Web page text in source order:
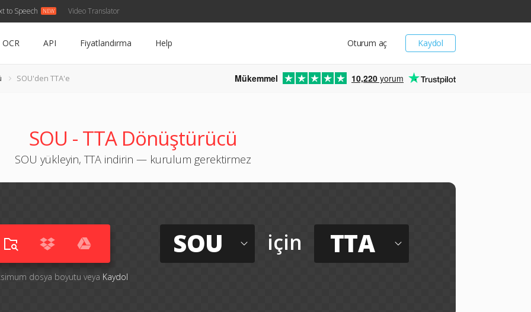
to Speech Video Translator
Kaydol
Oturum aç
OCR API Fiyatlandırma Help
SOU'den TTA'e Mükemmel 10,220 yorum
SOU - TTA Dönüştürücü
SOU yükleyin, TTA indirin — kurulum gerektirmez
dosya boyutu veya Kaydol
SOU için TTA